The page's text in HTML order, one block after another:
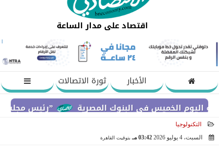
اقتصاد على مدار الساعة
الأخبار
ثورة الاتصالات
”رئيس مجلس القضاء
الخميس في البنوك المصرية
التكنولوجيا
السبت، 4 يوليو 2026
03:42 مـ بتوقيت القاهرة